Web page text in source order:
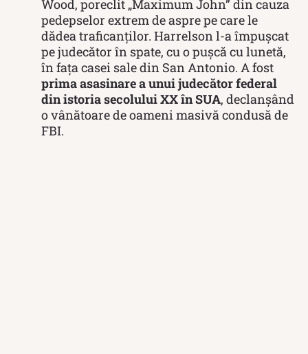
Wood, poreclit „Maximum John” din cauza
pedepselor extrem de aspre pe care le
dădea traficanților. Harrelson l-a împușcat
pe judecător în spate, cu o pușcă cu lunetă,
în fața casei sale din San Antonio. A fost
prima asasinare a unui judecător federal
din istoria secolului XX în SUA, declanșând
o vânătoare de oameni masivă condusă de
FBI.